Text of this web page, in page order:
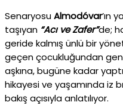
SenaryosuAlmodóvar’ın
taşıyan “Acı ve Zafer”de;
geride kalmış ünlü bir
geçen çocukluğundan
aşkına, bugüne kadar
hikayesi ve yaşamında iz
bakış açısıyla anlatılıyor.